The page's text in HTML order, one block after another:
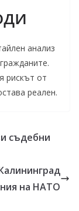
анализ
рискът от
реален.
съдебни
на НАТО